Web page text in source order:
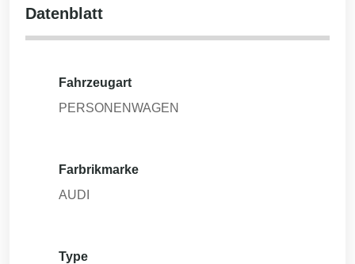
Datenblatt
Fahrzeugart
PERSONENWAGEN
Farbrikmarke
AUDI
Type